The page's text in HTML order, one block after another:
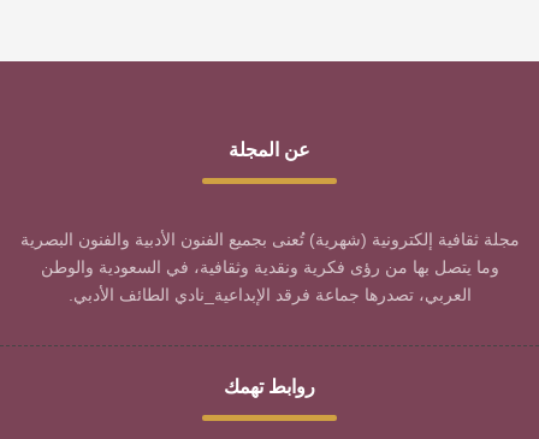
عن المجلة
مجلة ثقافية إلكترونية (شهرية) تُعنى بجميع الفنون الأدبية والفنون البصرية
وما يتصل بها من رؤى فكرية ونقدية وثقافية، في السعودية والوطن
العربي، تصدرها جماعة فرقد الإبداعية_نادي الطائف الأدبي.
روابط تهمك